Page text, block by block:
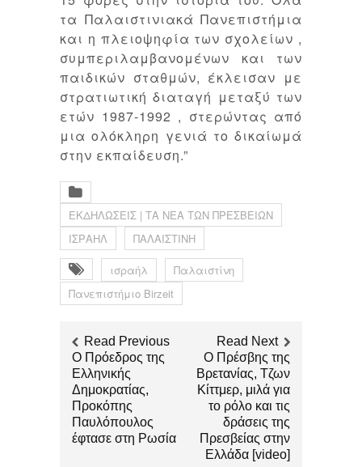
τα Παλαιστινιακά Πανεπιστήμια
και η πλειοψηφία των σχολείων ,
συμπεριλαμβανομένων και των
παιδικών σταθμών, έκλεισαν με
στρατιωτική διαταγή μεταξύ των
ετών 1987-1992 , στερώντας από
μια ολόκληρη γενιά το δικαίωμά
στην εκπαίδευση.”
ΕΚΔΗΛΩΣΕΙΣ | ΤΑ ΝΕΑ ΤΩΝ ΠΡΕΣΒΕΙΩΝ
ΙΣΡΑΗΛ
ΠΑΛΑΙΣΤΙΝΗ
ισραήλ
Παλαιστίνη
Πανεπιστήμιο Birzeit
Read Previous
Ο Πρόεδρος της
Ελληνικής
Δημοκρατίας,
Προκόπης
Παυλόπουλος
έφτασε στη Ρωσία
Read Next
Ο Πρέσβης της
Βρετανίας, Τζων
Κίττμερ, μιλά για
το ρόλο και τις
δράσεις της
Πρεσβείας στην
Ελλάδα [video]